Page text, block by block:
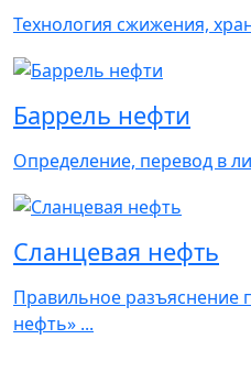
Технология сжижения,
Баррель нефти
Определение, перевод в
Сланцевая нефть
Правильное разъяснение
нефть» ...